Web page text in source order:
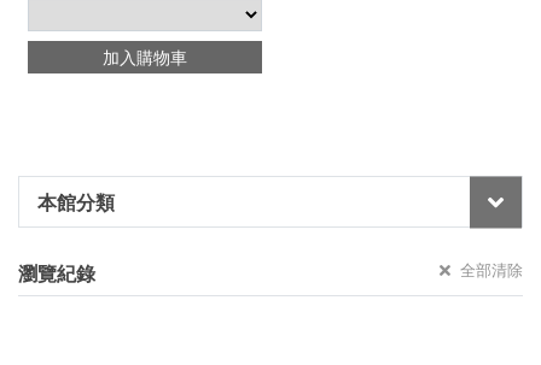
本館分類
瀏覽紀錄 全部清除
加入購物車